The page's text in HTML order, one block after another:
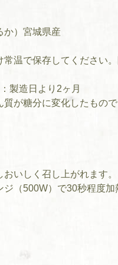
か）宮城県産
温で保存してください
製造日より2ヶ月
が糖分に変化したもの
いしく召し上がれます。
（500W）で30秒程度